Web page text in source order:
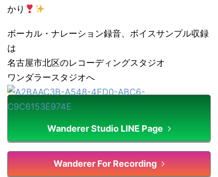
かり
ボーカル・ナレーション録音、ボイスサンプル収録
は
名古屋市北区のレコーディングスタジオ
ワンダラースタジオへ
Wanderer Studio LINE Page
Wanderer For Recording